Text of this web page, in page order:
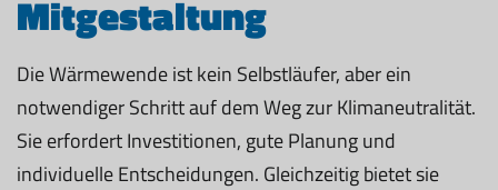
Mitgestaltung
Die Wärmewende ist kein Selbstläufer, aber ein
notwendiger Schritt auf dem Weg zur Klimaneutralität.
Sie erfordert Investitionen, gute Planung und
individuelle Entscheidungen. Gleichzeitig bietet sie